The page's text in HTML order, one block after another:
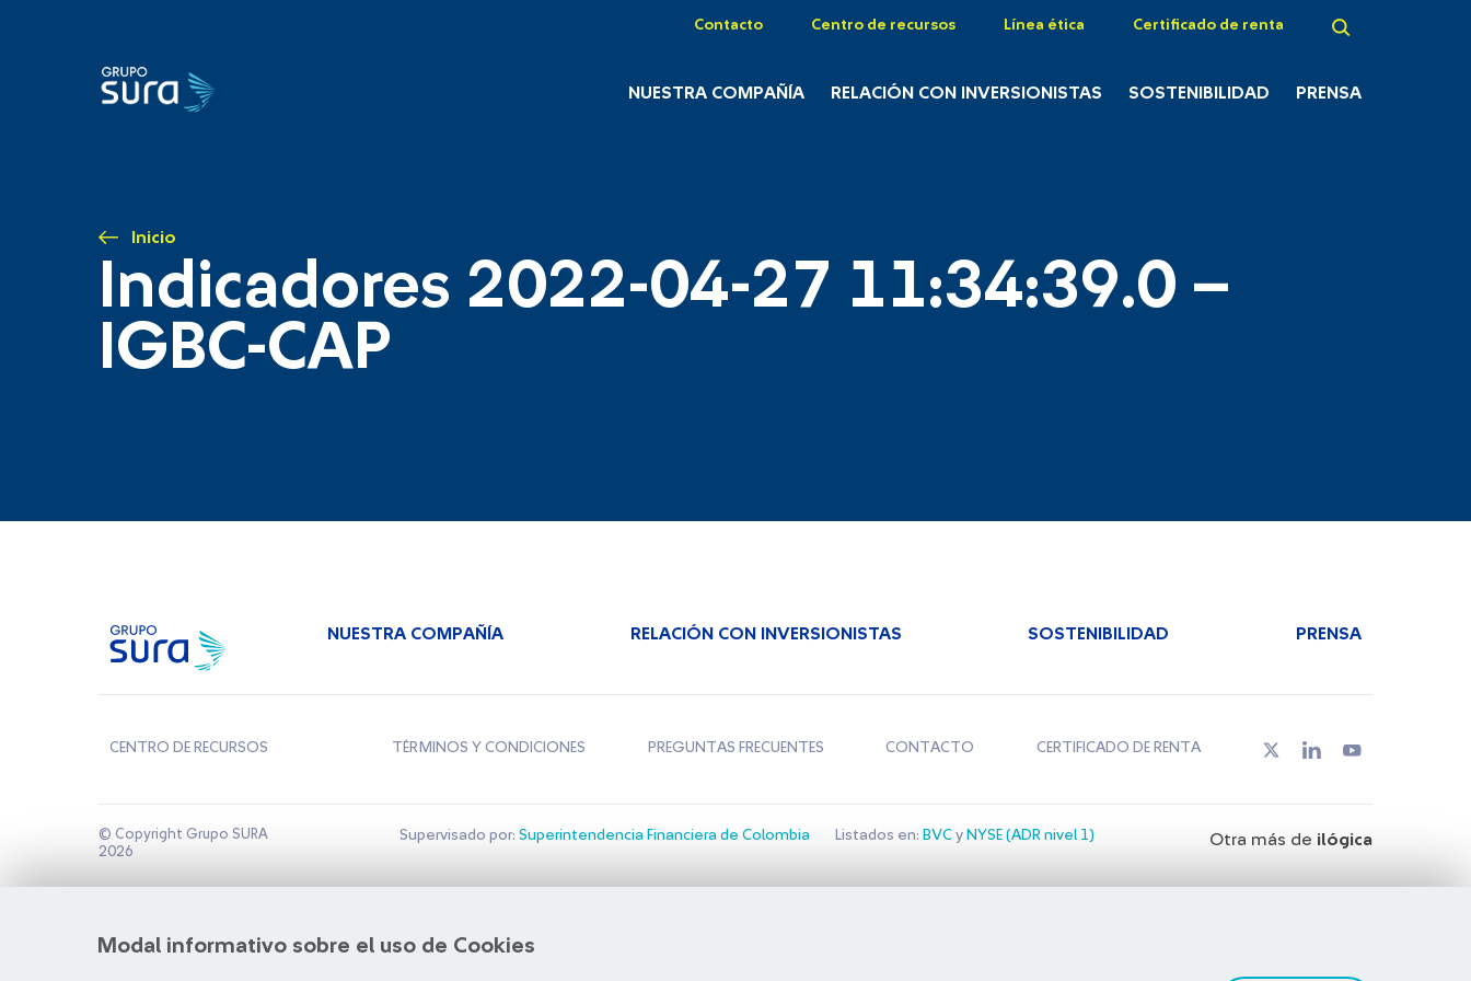
Contacto Centro de recursos Línea ética Certificado de renta
NUESTRA COMPAÑÍA RELACIÓN CON INVERSIONISTAS SOSTENIBILIDAD PRENSA
Inicio
Indicadores 2022-04-27 11:34:39.0 –
IGBC-CAP
Modal informativo sobre el uso de Cookies
NUESTRA COMPAÑÍA RELACIÓN CON INVERSIONISTAS SOSTENIBILIDAD PRENSA
CENTRO DE RECURSOS TÉRMINOS Y CONDICIONES PREGUNTAS FRECUENTES CONTACTO CERTIFICADO DE RENTA
© Copyright Grupo SURA
2026
Supervisado por: Superintendencia Financiera de Colombia Listados en: BVCy NYSE (ADR nivel 1) Otra más de ilógica